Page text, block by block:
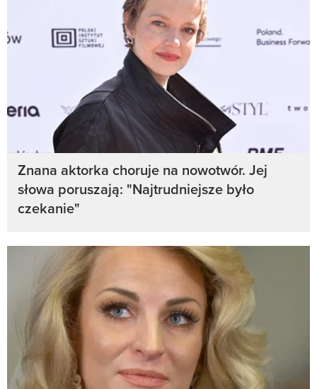
Znana aktorka choruje na nowotwór. Jej
słowa poruszają: "Najtrudniejsze było
czekanie"